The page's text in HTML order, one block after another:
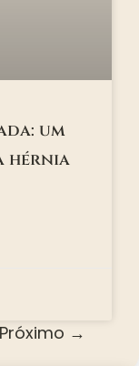
um
hérnia
Próximo →